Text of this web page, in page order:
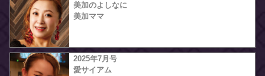
美加のよしなに
美加ママ
2025年7月号
愛サイアム